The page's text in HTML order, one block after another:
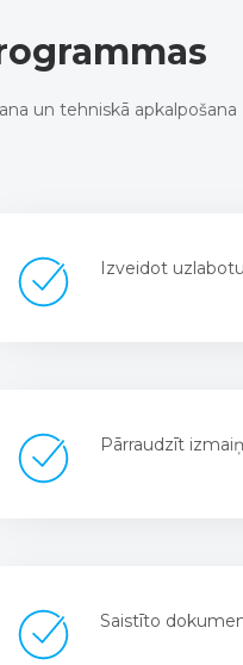
un tehniskā apkalpošana
Izveidot
Pārraudzīt
Saistīto